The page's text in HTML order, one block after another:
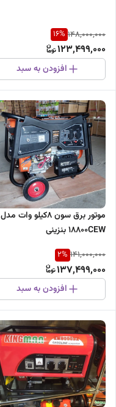
148,000,000
16%
123,499,000
افزودن به سبد
موتور برق سون 8کیلو وات مدل
18800CEW بنزینی
141,000,000
2%
137,499,000
افزودن به سبد